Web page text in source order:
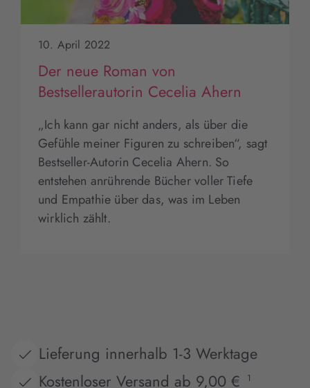
10. April 2022
Der neue Roman von
Bestsellerautorin Cecelia Ahern
„Ich kann gar nicht anders, als über die
Gefühle meiner Figuren zu schreiben“, sagt
Bestseller-Autorin Cecelia Ahern. So
entstehen anrührende Bücher voller Tiefe
und Empathie über das, was im Leben
wirklich zählt.
Lieferung innerhalb 1-3 Werktage
Kostenloser Versand ab 9,00 €
1